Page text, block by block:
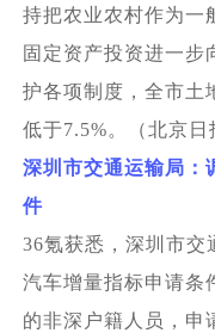
持把农业农村作为一
固定资产投资进一步
护各项制度，全市土
低于7.5%。（北京日
深圳市交通运输局：
件
36氪获悉，深圳市交
汽车增量指标申请条
的非深户籍人员，申